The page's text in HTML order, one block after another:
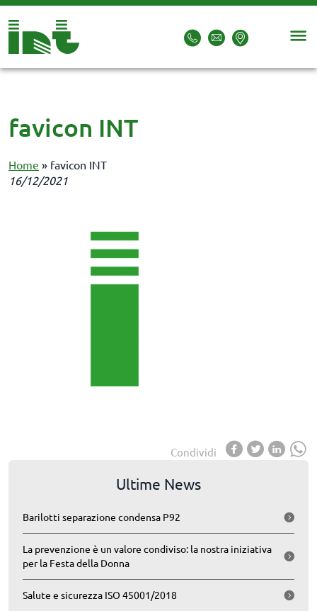
favicon INT
Home » favicon INT
16/12/2021
Condividi
Ultime News
Barilotti separazione condensa P92
La prevenzione è un valore condiviso: la nostra iniziativa
per la Festa della Donna
Salute e sicurezza ISO 45001/2018